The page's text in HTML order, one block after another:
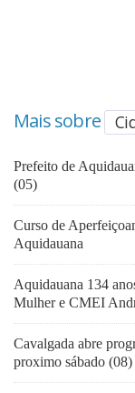
Mais sobre
Prefeito de
(05)
Curso de
Aquidauana
Aquidauana 134
Mulher e CMEI
Cavalgada abre
proximo sábado (08)